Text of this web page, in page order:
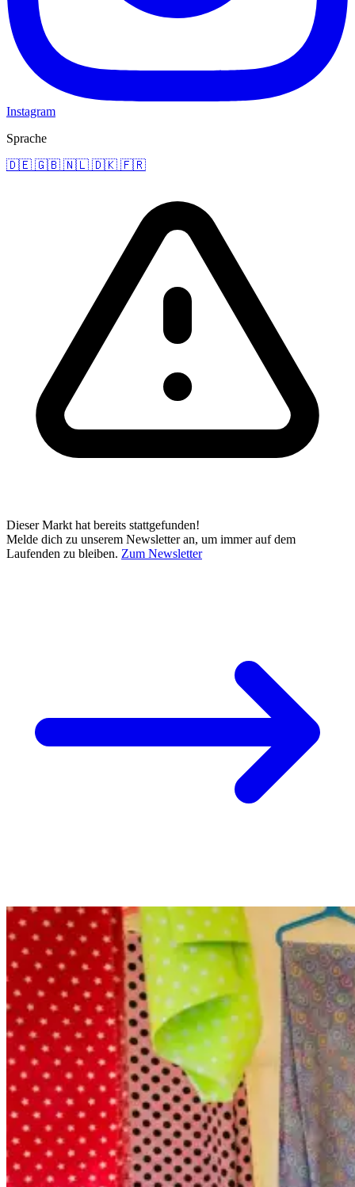
Instagram
Sprache
🇩🇪 🇬🇧 🇳🇱 🇩🇰 🇫🇷
Dieser Markt hat bereits stattgefunden!
Melde dich zu unserem Newsletter an, um immer auf dem
Laufenden zu bleiben. Zum Newsletter